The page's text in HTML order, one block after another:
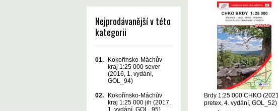
Nejprodávanější v této
kategorii
01.
Kokořínsko-Máchův
kraj 1:25 000 sever
(2016, 1. vydání,
GOL_94)
02.
Kokořínsko-Máchův
kraj 1:25 000 jih (2017,
1. vydání, GOL_95)
Brdy 1:25 000 CHKO (2021,
pretex, 4. vydání, GOL_52)